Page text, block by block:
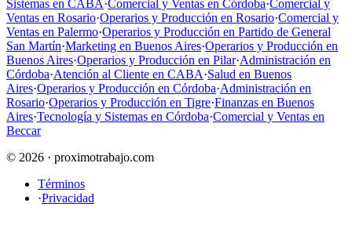
Sistemas en CABA·Comercial y Ventas en Córdoba·Comercial y
Ventas en Rosario·Operarios y Producción en Rosario·Comercial y
Ventas en Palermo·Operarios y Producción en Partido de General
San Martín·Marketing en Buenos Aires·Operarios y Producción en
Buenos Aires·Operarios y Producción en Pilar·Administración en
Córdoba·Atención al Cliente en CABA·Salud en Buenos
Aires·Operarios y Producción en Córdoba·Administración en
Rosario·Operarios y Producción en Tigre·Finanzas en Buenos
Aires·Tecnología y Sistemas en Córdoba·Comercial y Ventas en
Beccar
© 2026 · proximotrabajo.com
Términos
·Privacidad